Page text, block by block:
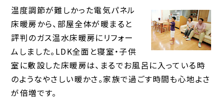
温度調節が難しかった電気パネル
床暖房から、部屋全体が暖まると
評判のガス温水床暖房にリフォー
ムしました。LDK全面と寝室・子供
室に敷設した床暖房は、まるでお風呂に入っている時
のようなやさしい暖かさ。家族で過ごす時間も心地よさ
が倍増です。